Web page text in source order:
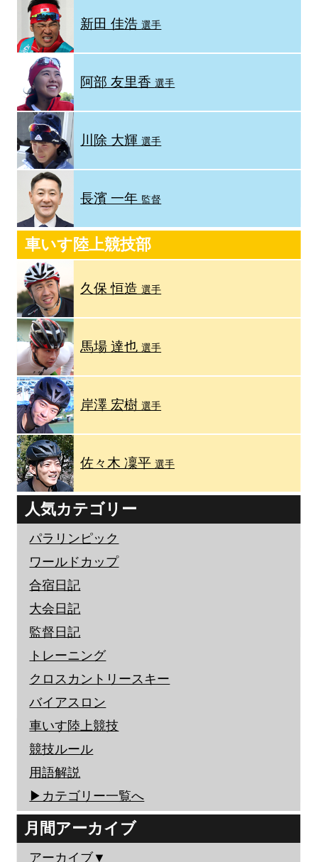
新田 佳浩選手
阿部 友里香選手
川除 大輝選手
長濱 一年 監督
車いす陸上競技部
久保 恒造選手
馬場 達也選手
岸澤 宏樹選手
佐々木 凜平選手
人気カテゴリー
パラリンピック
ワールドカップ
合宿日記
大会日記
監督日記
トレーニング
クロスカントリースキー
バイアスロン
車いす陸上競技
競技ルール
用語解説
▶︎カテゴリー一覧へ
月間アーカイブ
アーカイブ▼